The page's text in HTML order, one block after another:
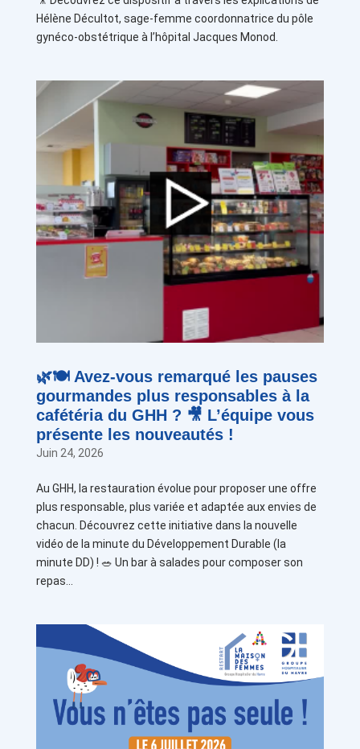
Hélène Décultot, sage-femme coordonnatrice du pôle
gynéco-obstétrique à l’hôpital Jacques Monod.
🌿🍽️ Avez-vous remarqué les pauses
gourmandes plus responsables à la
cafétéria du GHH ? 🎥 L’équipe vous
présente les nouveautés !
Juin 24, 2026
Au GHH, la restauration évolue pour proposer une offre
plus responsable, plus variée et adaptée aux envies de
chacun. Découvrez cette initiative dans la nouvelle
vidéo de la minute du Développement Durable (la
minute DD) ! 🥗 Un bar à salades pour composer son
repas...